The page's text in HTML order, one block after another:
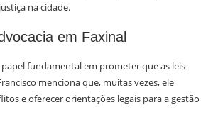
na cidade.
em Faxinal
fundamental em prometer que as leis
menciona que, muitas vezes, ele
e oferecer orientações legais para a gestão